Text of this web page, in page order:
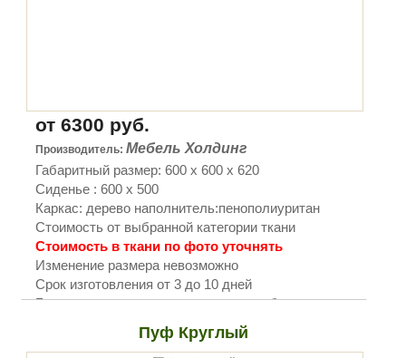
от 6300 руб.
Производитель: Мебель Холдинг
Габаритный размер: 600 х 600 х 620
Сиденье : 600 х 500
Каркас: дерево наполнитель:пенополиуритан
Стоимость от выбранной категории ткани
Стоимость в ткани по фото уточнять
Изменение размера невозможно
Срок изготовления от 3 до 10 дней
Бесплатно поставляется только с мебелью.
Пуф Круглый